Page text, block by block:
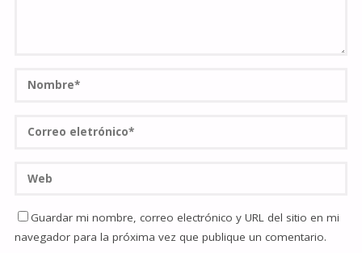
Guardar mi nombre, correo electrónico y URL del sitio en mi
navegador para la próxima vez que publique un comentario.